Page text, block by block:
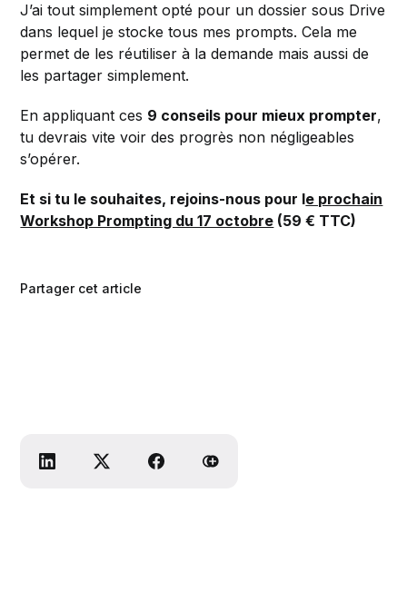
J’ai tout simplement opté pour un dossier sous Drive
dans lequel je stocke tous mes prompts. Cela me
permet de les réutiliser à la demande mais aussi de
les partager simplement.
En appliquant ces 9 conseils pour mieux prompter,
tu devrais vite voir des progrès non négligeables
s’opérer.
Et si tu le souhaites, rejoins-nous pour le prochain
Workshop Prompting du 17 octobre (59 € TTC)
Partager cet article